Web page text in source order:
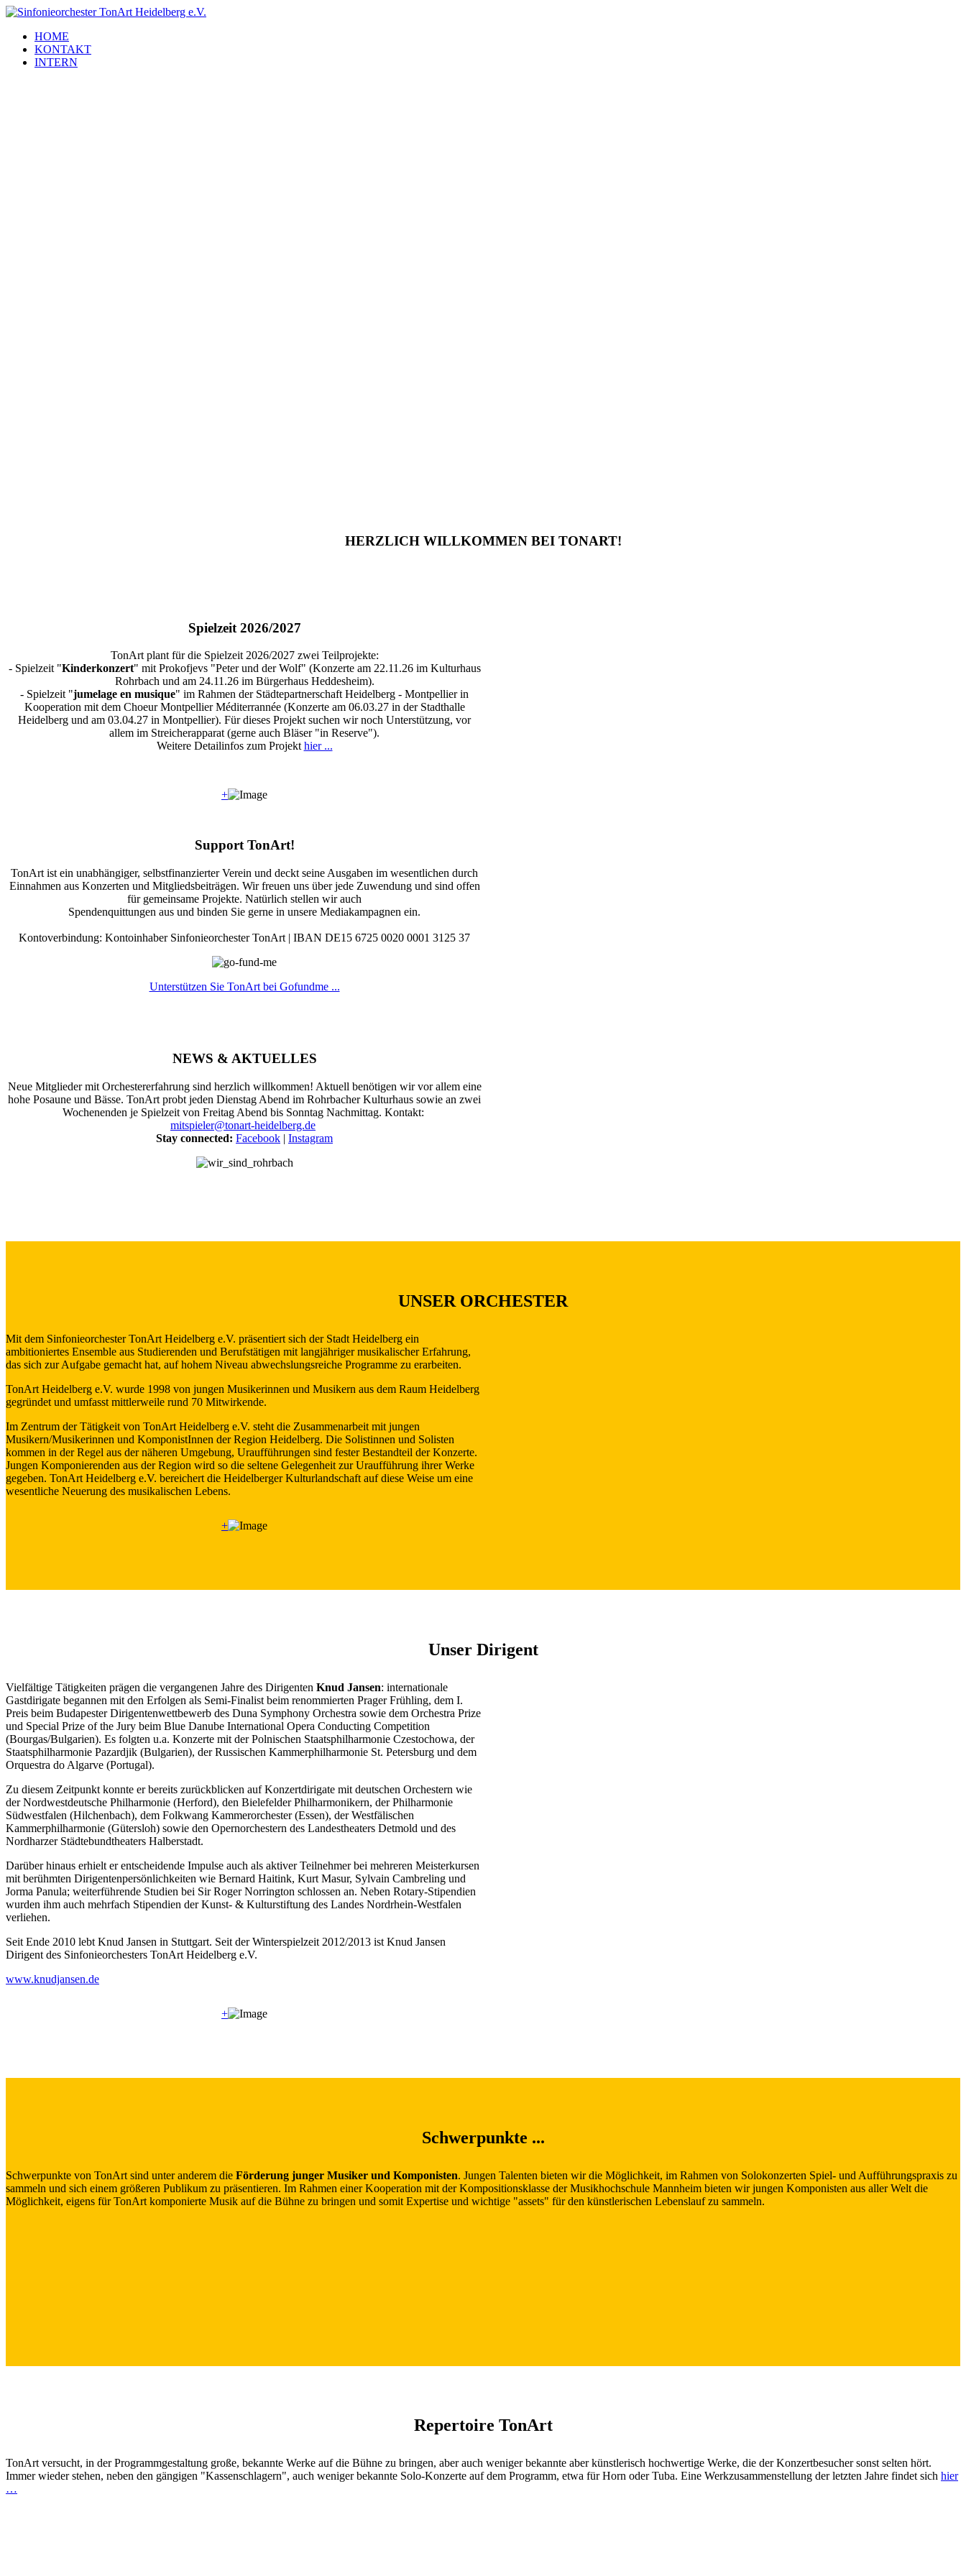
HOME
KONTAKT
INTERN
HERZLICH WILLKOMMEN BEI TONART!
Spielzeit 2026/2027
TonArt plant für die Spielzeit 2026/2027 zwei Teilprojekte:
- Spielzeit "Kinderkonzert" mit Prokofjevs "Peter und der Wolf" (Konzerte am 22.11.26 im Kulturhaus
Rohrbach und am 24.11.26 im Bürgerhaus Heddesheim).
- Spielzeit "jumelage en musique" im Rahmen der Städtepartnerschaft Heidelberg - Montpellier in
Kooperation mit dem Choeur Montpellier Méditerrannée (Konzerte am 06.03.27 in der Stadthalle
Heidelberg und am 03.04.27 in Montpellier). Für dieses Projekt suchen wir noch Unterstützung, vor
allem im Streicherapparat (gerne auch Bläser "in Reserve").
Weitere Detailinfos zum Projekthier ...
+
Support TonArt!
TonArt ist ein unabhängiger, selbstfinanzierter Verein und deckt seine Ausgaben im wesentlichen durch
Einnahmen aus Konzerten und Mitgliedsbeiträgen. Wir freuen uns über jede Zuwendung und sind offen
für gemeinsame Projekte. Natürlich stellen wir auch
Spendenquittungen aus und binden Sie gerne in unsere Mediakampagnen ein.
Kontoverbindung: Kontoinhaber Sinfonieorchester TonArt | IBAN DE15 6725 0020 0001 3125 37
Unterstützen Sie TonArt bei Gofundme ...
NEWS & AKTUELLES
Neue Mitglieder mit Orchestererfahrung sind herzlich willkommen! Aktuell benötigen wir vor allem eine
hohe Posaune und Bässe. TonArt probt jeden Dienstag Abend im Rohrbacher Kulturhaus sowie an zwei
Wochenenden je Spielzeit von Freitag Abend bis Sonntag Nachmittag. Kontakt:
mitspieler@tonart-heidelberg.de
Stay connected: Facebook | Instagram
UNSER ORCHESTER
Mit dem Sinfonieorchester TonArt Heidelberg e.V. präsentiert sich der Stadt Heidelberg ein
ambitioniertes Ensemble aus Studierenden und Berufstätigen mit langjähriger musikalischer Erfahrung,
das sich zur Aufgabe gemacht hat, auf hohem Niveau abwechslungsreiche Programme zu erarbeiten.
TonArt Heidelberg e.V. wurde 1998 von jungen Musikerinnen und Musikern aus dem Raum Heidelberg
gegründet und umfasst mittlerweile rund 70 Mitwirkende.
Im Zentrum der Tätigkeit von TonArt Heidelberg e.V. steht die Zusammenarbeit mit jungen
Musikern/Musikerinnen und KomponistInnen der Region Heidelberg. Die Solistinnen und Solisten
kommen in der Regel aus der näheren Umgebung, Uraufführungen sind fester Bestandteil der Konzerte.
Jungen Komponierenden aus der Region wird so die seltene Gelegenheit zur Uraufführung ihrer Werke
gegeben. TonArt Heidelberg e.V. bereichert die Heidelberger Kulturlandschaft auf diese Weise um eine
wesentliche Neuerung des musikalischen Lebens.
+
Unser Dirigent
Vielfältige Tätigkeiten prägen die vergangenen Jahre des Dirigenten Knud Jansen: internationale
Gastdirigate begannen mit den Erfolgen als Semi-Finalist beim renommierten Prager Frühling, dem I.
Preis beim Budapester Dirigentenwettbewerb des Duna Symphony Orchestra sowie dem Orchestra Prize
und Special Prize of the Jury beim Blue Danube International Opera Conducting Competition
(Bourgas/Bulgarien). Es folgten u.a. Konzerte mit der Polnischen Staatsphilharmonie Czestochowa, der
Staatsphilharmonie Pazardjik (Bulgarien), der Russischen Kammerphilharmonie St. Petersburg und dem
Orquestra do Algarve (Portugal).
Zu diesem Zeitpunkt konnte er bereits zurückblicken auf Konzertdirigate mit deutschen Orchestern wie
der Nordwestdeutsche Philharmonie (Herford), den Bielefelder Philharmonikern, der Philharmonie
Südwestfalen (Hilchenbach), dem Folkwang Kammerorchester (Essen), der Westfälischen
Kammerphilharmonie (Gütersloh) sowie den Opernorchestern des Landestheaters Detmold und des
Nordharzer Städtebundtheaters Halberstadt.
Darüber hinaus erhielt er entscheidende Impulse auch als aktiver Teilnehmer bei mehreren Meisterkursen
mit berühmten Dirigentenpersönlichkeiten wie Bernard Haitink, Kurt Masur, Sylvain Cambreling und
Jorma Panula; weiterführende Studien bei Sir Roger Norrington schlossen an. Neben Rotary-Stipendien
wurden ihm auch mehrfach Stipendien der Kunst- & Kulturstiftung des Landes Nordrhein-Westfalen
verliehen.
Seit Ende 2010 lebt Knud Jansen in Stuttgart. Seit der Winterspielzeit 2012/2013 ist Knud Jansen
Dirigent des Sinfonieorchesters TonArt Heidelberg e.V.
www.knudjansen.de
+
Schwerpunkte ...
Schwerpunkte von TonArt sind unter anderem die Förderung junger Musiker und Komponisten. Jungen Talenten bieten wir die Möglichkeit, im Rahmen von Solokonzerten Spiel- und Aufführungspraxis zu
sammeln und sich einem größeren Publikum zu präsentieren. Im Rahmen einer Kooperation mit der Kompositionsklasse der Musikhochschule Mannheim bieten wir jungen Komponisten aus aller Welt die
Möglichkeit, eigens für TonArt komponierte Musik auf die Bühne zu bringen und somit Expertise und wichtige "assets" für den künstlerischen Lebenslauf zu sammeln.
Repertoire TonArt
TonArt versucht, in der Programmgestaltung große, bekannte Werke auf die Bühne zu bringen, aber auch weniger bekannte aber künstlerisch hochwertige Werke, die der Konzertbesucher sonst selten hört.
Immer wieder stehen, neben den gängigen "Kassenschlagern", auch weniger bekannte Solo-Konzerte auf dem Programm, etwa für Horn oder Tuba. Eine Werkzusammenstellung der letzten Jahre findet sich hier
…